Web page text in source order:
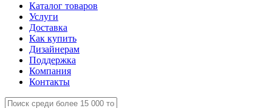
Каталог товаров
Услуги
Доставка
Как купить
Дизайнерам
Поддержка
Компания
Контакты